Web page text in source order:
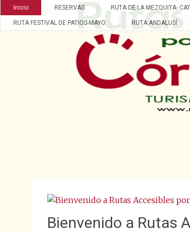
Rutas Accesibles por
Inicio RESERVAS RUTA DE LA MEZQUITA-
RUTA FESTIVAL DE PATIOS-MAYO RUTA ANDALUSÍ
Bienvenido a Rutas